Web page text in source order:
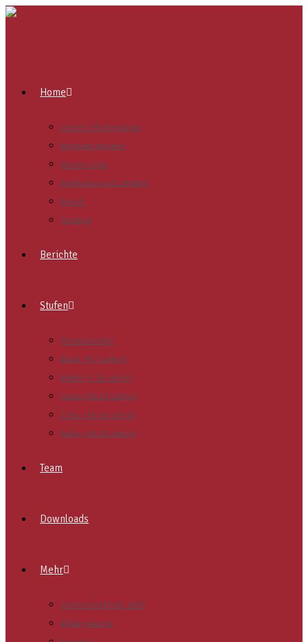
Home
Unsere Pfadigruppe
Mitglied werden
Neues Logo
Methode und Leitbild
Merch
Termine
Berichte
Stufen
Heimstunden
Biber (5-7 Jahre)
WiWö (7-10 Jahre)
GuSp (10-13 Jahre)
CaEx (13-16 Jahre)
RaRo (16-20 Jahre)
Team
Downloads
Mehr
Jahresrückblick 2025
Bildergalerie